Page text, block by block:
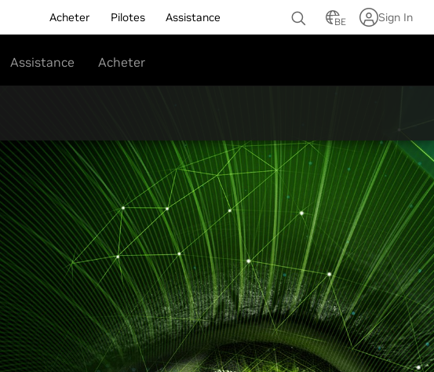
Acheter Pilotes Assistance BE Sign In
Assistance Acheter